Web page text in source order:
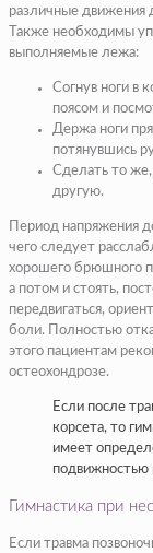
различные движения
Также необходимы
выполняемые лежа:
Согнув ноги в
поясом и
Держа ноги
потянувшись
Сделать то же,
другую.
Период напряжения
чего следует
хорошего брюшного
а потом и стоять,
передвигаться,
боли. Полностью
этого пациентам
остеохондрозе.
Если после
корсета, то
имеет
подвижностью
Гимнастика при
Если травма